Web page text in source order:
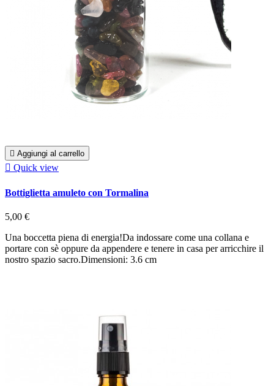
 Aggiungi al carrello
 Quick view
Bottiglietta amuleto con Tormalina
5,00 €
Una boccetta piena di energia!Da indossare come una collana e
portare con sè oppure da appendere e tenere in casa per arricchire il
nostro spazio sacro.Dimensioni: 3.6 cm